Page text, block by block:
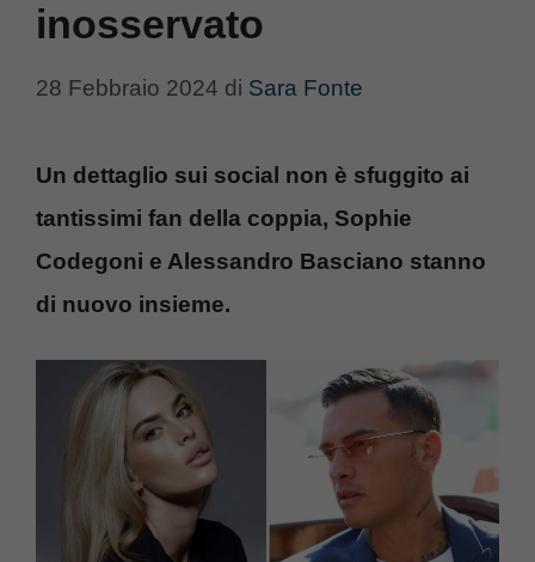
inosservato
28 Febbraio 2024 di Sara Fonte
Un dettaglio sui social non è sfuggito ai
tantissimi fan della coppia, Sophie
Codegoni e Alessandro Basciano stanno
di nuovo insieme.